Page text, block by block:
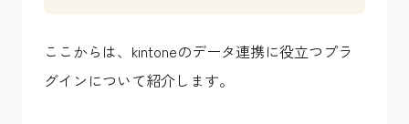
ここからは、kintoneのデータ連携に役立つプラ
グインについて紹介します。